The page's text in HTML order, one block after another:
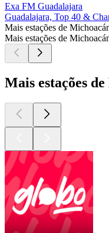
Exa FM Guadalajara
Guadalajara, Top 40 &
Mais estações de
Mais estações de
Mais estações